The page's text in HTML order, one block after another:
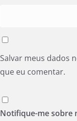
Salvar meus dados
que eu comentar.
Notifique-me sobre